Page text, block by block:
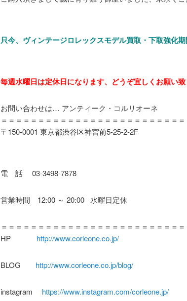
只今、ヴィンテージロレックスモデル買取・下取強化期
毎週水曜日は定休日になります、どうぞ宜しくお願い致
お問い合わせは… アンティーク・コルリオーネ
＝＝＝＝＝＝＝＝＝＝＝＝＝＝＝＝＝＝＝＝＝＝＝＝
〒150-0001 東京都渋谷区神宮前5-25-2-2F
電 話 03-3498-7878
営業時間 12:00 ～ 20:00 水曜日定休
＝＝＝＝＝＝＝＝＝＝＝＝＝＝＝＝＝＝＝＝＝＝＝＝
HP
http://www.corleone.co.jp/
BLOG http://www.corleone.co.jp/blog/
instagram https://www.instagram.com/corleone.jp/